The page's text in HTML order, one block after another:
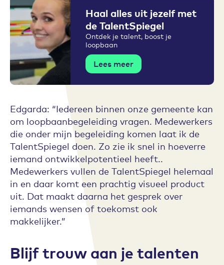
Haal alles uit jezelf met
de TalentSpiegel
Ontdek je talent, boost je
loopbaan
Lees meer
Edgarda: “Iedereen binnen onze gemeente kan
om loopbaanbegeleiding vragen. Medewerkers
die onder mijn begeleiding komen laat ik de
TalentSpiegel doen. Zo zie ik snel in hoeverre
iemand ontwikkelpotentieel heeft..
Medewerkers vullen de TalentSpiegel helemaal
in en daar komt een prachtig visueel product
uit. Dat maakt daarna het gesprek over
iemands wensen of toekomst ook
makkelijker.”
Blijf trouw aan je talenten